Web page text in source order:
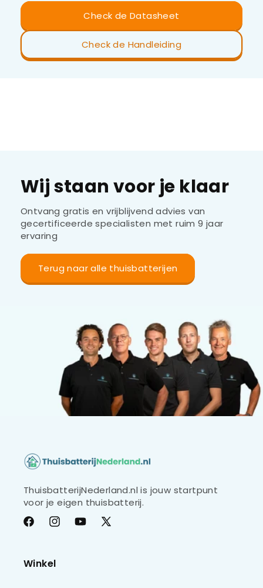
Check de Datasheet
Check de Handleiding
Wij staan voor je klaar
Ontvang gratis en vrijblijvend advies van
gecertificeerde specialisten met ruim 9 jaar
ervaring
Terug naar alle thuisbatterijen
ThuisbatterijNederland.nl is jouw startpunt
voor je eigen thuisbatterij.
FacebookInstagramYouTube
X
Winkel